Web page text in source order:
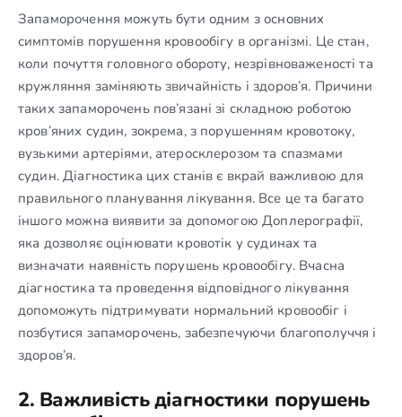
Запаморочення можуть бути одним з основних
симптомів порушення кровообігу в організмі. Це стан,
коли почуття головного обороту, незрівноваженості та
кружляння заміняють звичайність і здоров’я. Причини
таких запаморочень пов’язані зі складною роботою
кров’яних судин, зокрема, з порушенням кровотоку,
вузькими артеріями, атеросклерозом та спазмами
судин. Діагностика цих станів є вкрай важливою для
правильного планування лікування. Все це та багато
іншого можна виявити за допомогою Доплерографії,
яка дозволяє оцінювати кровотік у судинах та
визначати наявність порушень кровообігу. Вчасна
діагностика та проведення відповідного лікування
допоможуть підтримувати нормальний кровообіг і
позбутися запаморочень, забезпечуючи благополуччя і
здоров’я.
2. Важливість діагностики порушень